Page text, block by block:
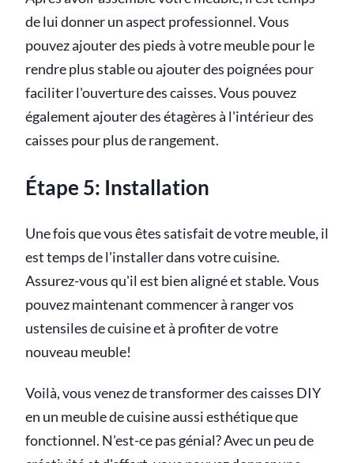
de lui donner un aspect professionnel. Vous
pouvez ajouter des pieds à votre meuble pour le
rendre plus stable ou ajouter des poignées pour
faciliter l'ouverture des caisses. Vous pouvez
également ajouter des étagères à l'intérieur des
caisses pour plus de rangement.
Étape 5: Installation
Une fois que vous êtes satisfait de votre meuble, il
est temps de l'installer dans votre cuisine.
Assurez-vous qu'il est bien aligné et stable. Vous
pouvez maintenant commencer à ranger vos
ustensiles de cuisine et à profiter de votre
nouveau meuble!
Voilà, vous venez de transformer des caisses DIY
en un meuble de cuisine aussi esthétique que
fonctionnel. N'est-ce pas génial? Avec un peu de